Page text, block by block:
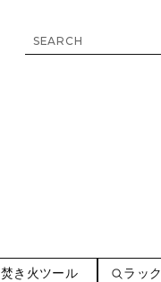
焚き火ツール ラック